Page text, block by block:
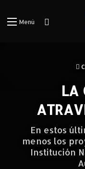
Menú Iniciar
LA
En estos
menos los
Institución